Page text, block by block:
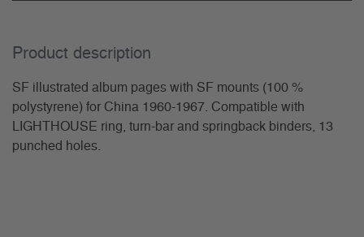
Product description
SF illustrated album pages with SF mounts (100 %
polystyrene) for China 1960-1967. Compatible with
LIGHTHOUSE ring, turn-bar and springback binders, 13
punched holes.